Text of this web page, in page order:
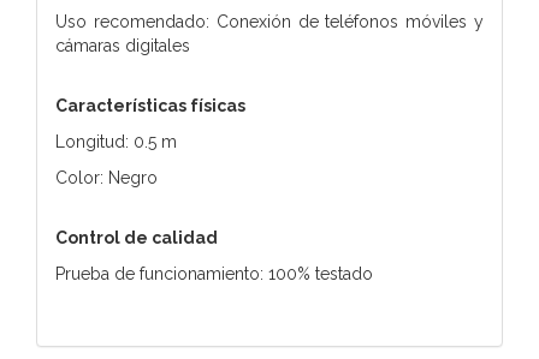
Uso recomendado: Conexión de teléfonos móviles y
cámaras digitales
Características físicas
Longitud: 0.5 m
Color: Negro
Control de calidad
Prueba de funcionamiento: 100% testado